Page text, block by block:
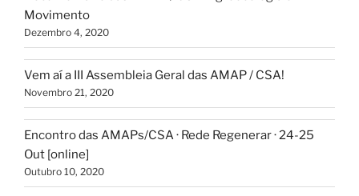
Movimento
Dezembro 4, 2020
Vem aí a III Assembleia Geral das AMAP / CSA!
Novembro 21, 2020
Encontro das AMAPs/CSA · Rede Regenerar · 24-25
Out [online]
Outubro 10, 2020